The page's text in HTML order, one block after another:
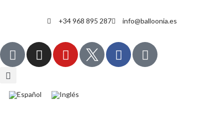
+34 968 895 287 info@balloonia.es